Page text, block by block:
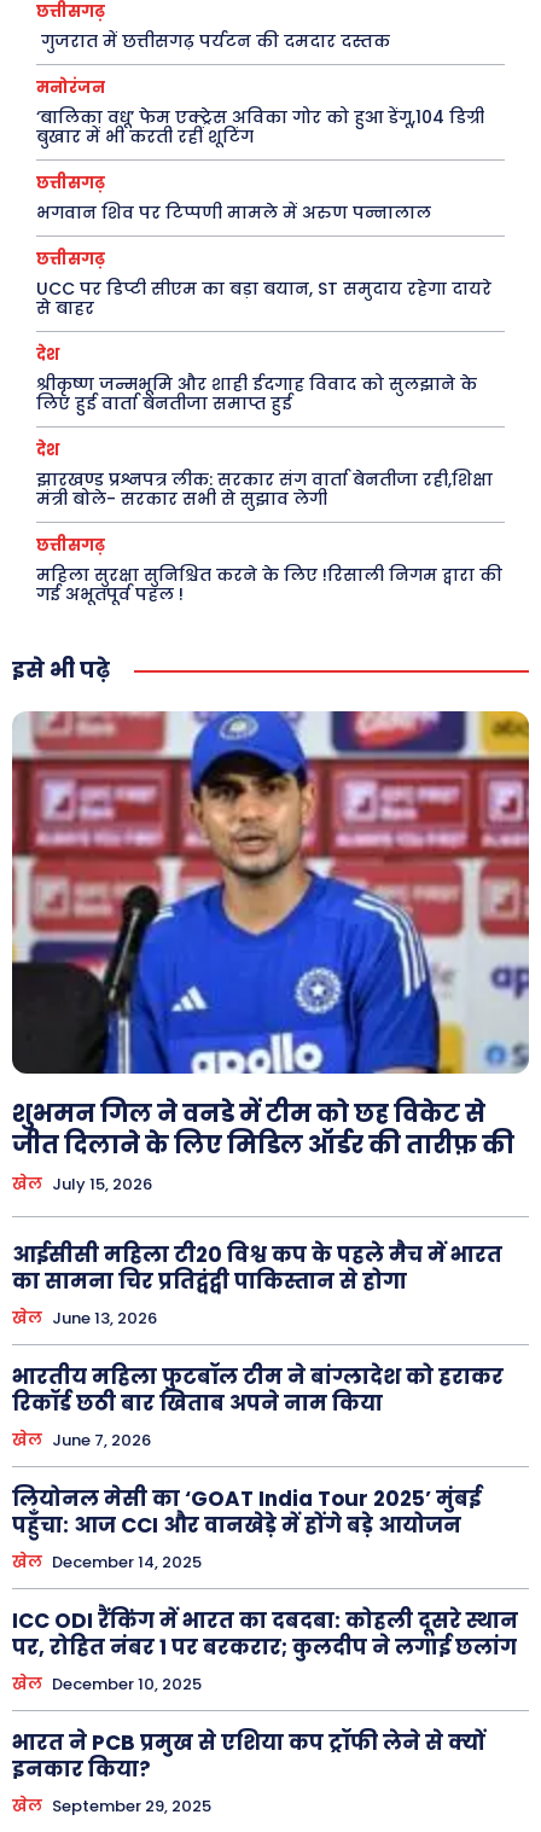
ख़बरें
छत्तीसगढ़
दुनिया
राजनीति
अपराध
सरकारी योजना
फ़िल्मी दुनिया
अजब-ग़ज़ब
पर्यटन
जानकारी
Laptops
Mobiles
स्वास्थ्य
क़ायदे क़ानून जानकारी
कैरियर और शिक्षा
पूरब विशेष
वो ख़्वाबों के दिन
आज का कार्टून
शायरी
संस्मरण
धर्म व अध्यात्म
Real Estate
Finance
Facebook Instagram Pinterest
Youtube
About Us Privacy Policy
छत्तीसगढ़
गुजरात में छत्तीसगढ़ पर्यटन की दमदार दस्तक
मनोरंजन
‘बालिका वधू’ फेम एक्ट्रेस अविका गोर को हुआ डेंगू,104 डिग्री
बुखार में भी करती रहीं शूटिंग
छत्तीसगढ़
भगवान शिव पर टिप्पणी मामले में अरुण पन्नालाल
छत्तीसगढ़
UCC पर डिप्टी सीएम का बड़ा बयान, ST समुदाय रहेगा दायरे
से बाहर
देश
श्रीकृष्ण जन्मभूमि और शाही ईदगाह विवाद को सुलझाने के
लिए हुई वार्ता बेनतीजा समाप्त हुई
देश
झारखण्ड प्रश्नपत्र लीक: सरकार संग वार्ता बेनतीजा रही,शिक्षा
मंत्री बोले- सरकार सभी से सुझाव लेगी
छत्तीसगढ़
महिला सुरक्षा सुनिश्चित करने के लिए !रिसाली निगम द्वारा की
गई अभूतपूर्व पहल !
इसे भी पढ़े
शुभमन गिल ने वनडे में टीम को छह विकेट से
जीत दिलाने के लिए मिडिल ऑर्डर की तारीफ़ की
खेल July 15, 2026
आईसीसी महिला टी20 विश्व कप के पहले मैच में भारत
का सामना चिर प्रतिद्वंद्वी पाकिस्तान से होगा
खेल June 13, 2026
भारतीय महिला फुटबॉल टीम ने बांग्लादेश को हराकर
रिकॉर्ड छठी बार खिताब अपने नाम किया
खेल June 7, 2026
लियोनल मेसी का ‘GOAT India Tour 2025’ मुंबई
पहुँचा: आज CCI और वानखेड़े में होंगे बड़े आयोजन
खेल December 14, 2025
ICC ODI रैंकिंग में भारत का दबदबा: कोहली दूसरे स्थान
पर, रोहित नंबर 1 पर बरकरार; कुलदीप ने लगाई छलांग
खेल December 10, 2025
भारत ने PCB प्रमुख से एशिया कप ट्रॉफी लेने से क्यों
इनकार किया?
खेल September 29, 2025